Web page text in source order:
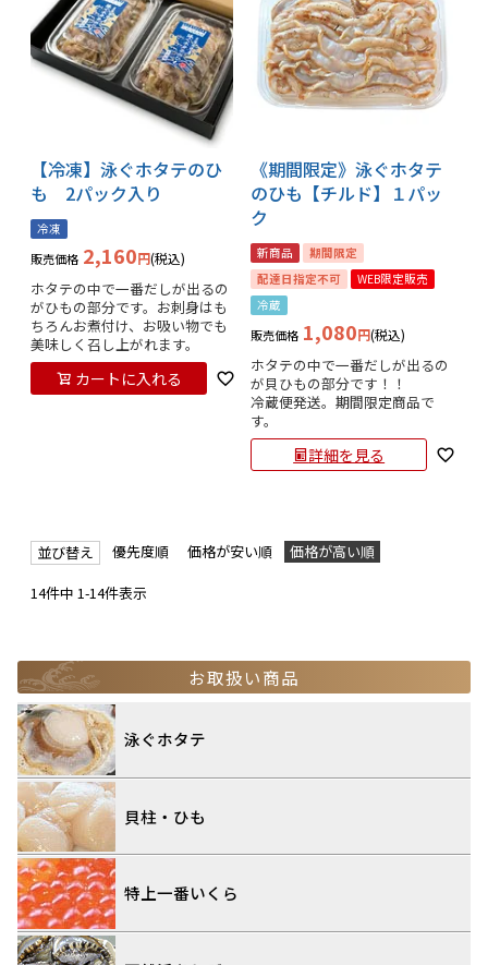
【冷凍】泳ぐホタテのひ
も 2パック入り
冷凍
販売価格 2,160 税込
ホタテの中で一番だしが出るの
がひもの部分です。お刺身はも
ちろんお煮付け、お吸い物でも
美味しく召し上がれます。
カートに入れる
《期間限定》泳ぐホタテ
のひも【チルド】１パッ
ク
新商品
期間限定
配達日指定不可
WEB限定販売
冷蔵
販売価格 1,080 税込
ホタテの中で一番だしが出るの
が貝ひもの部分です！！
冷蔵便発送。期間限定商品で
す。
詳細を見る
並び替え 優先度順 価格が安い順
価格が高い順
14件中 1-14件表示
お取扱い商品
泳ぐホタテ
貝柱・ひも
特上一番いくら